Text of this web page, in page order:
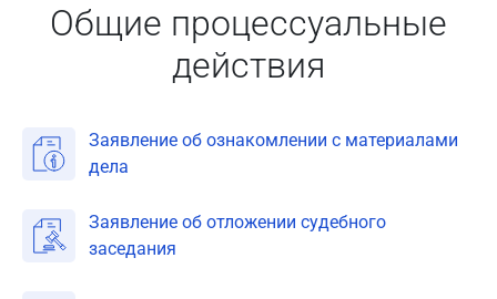
Общие процессуальные
действия
Заявление об ознакомлении с материалами
дела
Заявление об отложении судебного
заседания